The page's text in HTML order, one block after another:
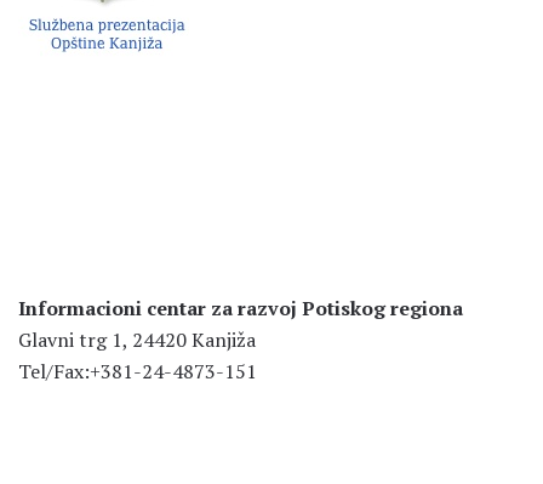
Informacioni centar za razvoj Potiskog regiona
Glavni trg 1, 24420 Kanjiža
Tel/Fax:+381-24-4873-151